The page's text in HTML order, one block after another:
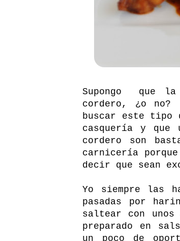
Supongo que la
cordero, ¿o
buscar este tipo
casquería y que
cordero son
carnicería
decir que sean
Yo siempre las
pasadas por
saltear con
preparado en
un poco de